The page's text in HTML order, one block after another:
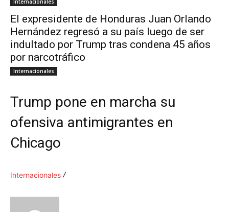
Internacionales
El expresidente de Honduras Juan Orlando
Hernández regresó a su país luego de ser
indultado por Trump tras condena 45 años
por narcotráfico
Internacionales
Trump pone en marcha su
ofensiva antimigrantes en
Chicago
Internacionales